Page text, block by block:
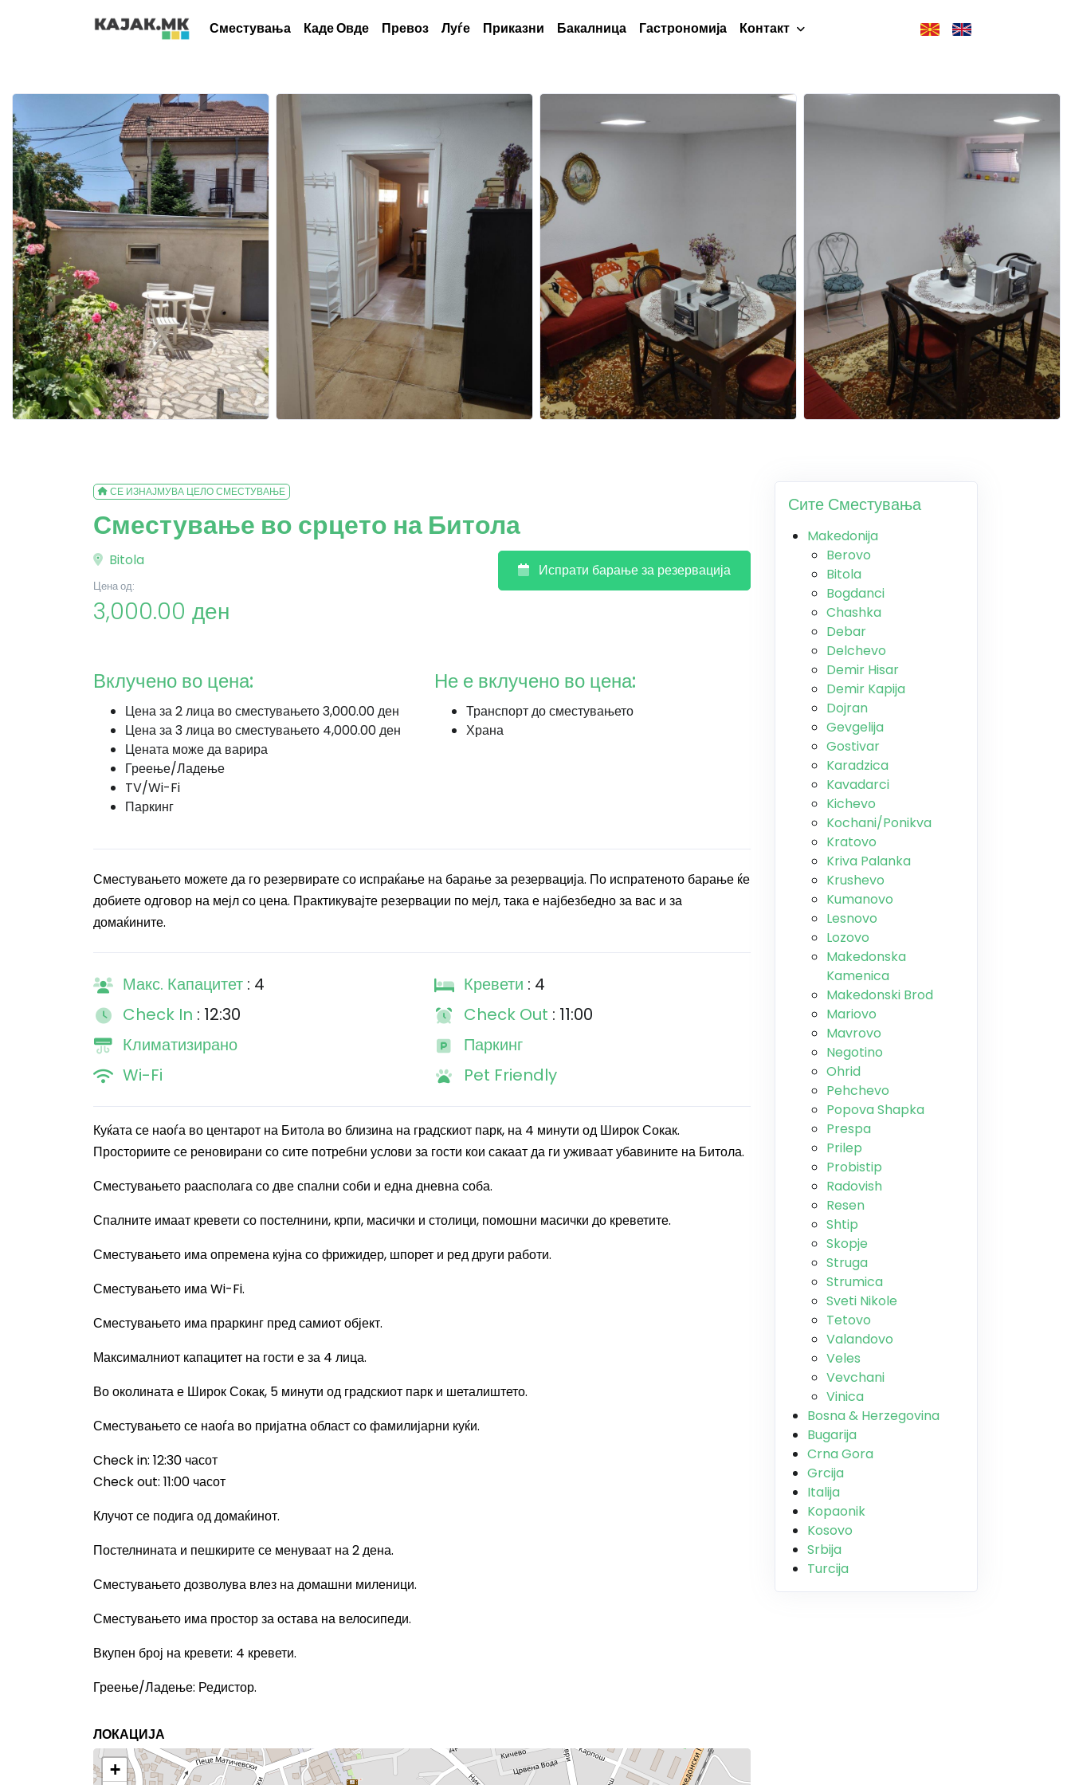
Сместувања Каде Овде Превоз Луѓе Приказни Бакалница Гастрономија Контакт
СЕ ИЗНАЈМУВА ЦЕЛО СМЕСТУВАЊЕ
Сместување во срцето на Битола
Bitola
Цена од:
3,000.00 ден
Испрати барање за резервација
Вклучено во цена:
Цена за 2 лица во сместувањето 3,000.00 ден
Цена за 3 лица во сместувањето 4,000.00 ден
Цената може да варира
Греење/Ладење
TV/Wi-Fi
Паркинг
Не е вклучено во цена:
Транспорт до сместувањето
Храна
Сместувањето можете да го резервирате со испраќање на барање за резервација. По испратеното барање ќе
добиете одговор на мејл со цена. Практикувајте резервации по мејл, така е најбезбедно за вас и за
домаќините.
Макс. Капацитет : 4 Кревети : 4
Check In : 12:30 Check Out : 11:00
Климатизирано
Паркинг
Wi-Fi
Pet Friendly
Куќата се наоѓа во центарот на Битола во близина на градскиот парк, на 4 минути од Широк Сокак.
Просториите се реновирани со сите потребни услови за гости кои сакаат да ги уживаат убавините на Битола.
Сместувањето раасполага со две спални соби и една дневна соба.
Спалните имаат кревети со постелнини, крпи, масички и столици, помошни масички до креветите.
Сместувањето има опремена кујна со фрижидер, шпорет и ред други работи.
Сместувањето имаWi-Fi.
Сместувањето има праркинг пред самиот објект.
Максималниот капацитет на гости е за 4 лица.
Во околината е Широк Сокак, 5 минути од градскиот парк и шеталиштето.
Сместувањето се наоѓа во пријатна област со фамилијарни куќи.
Check in: 12:30 часот
Check out: 11:00 часот
Клучот се подига од домаќинот.
Постелнината и пешкирите се менуваат на 2 дена.
Сместувањето дозволува влез на домашни миленици.
Сместувањето има простор за остава на велосипеди.
Вкупен број на кревети: 4 кревети.
Греење/Ладење: Редистор.
ЛОКАЦИЈА
+
Сите Сместувања
Makedonija
Berovo
Bitola
Bogdanci
Chashka
Debar
Delchevo
Demir Hisar
Demir Kapija
Dojran
Gevgelija
Gostivar
Karadzica
Kavadarci
Kichevo
Kochani/Ponikva
Kratovo
Kriva Palanka
Krushevo
Kumanovo
Lesnovo
Lozovo
Makedonska
Kamenica
Makedonski Brod
Mariovo
Mavrovo
Negotino
Ohrid
Pehchevo
Popova Shapka
Prespa
Prilep
Probistip
Radovish
Resen
Shtip
Skopje
Struga
Strumica
Sveti Nikole
Tetovo
Valandovo
Veles
Vevchani
Vinica
Bosna & Herzegovina
Bugarija
Crna Gora
Grcija
Italija
Kopaonik
Kosovo
Srbija
Turcija